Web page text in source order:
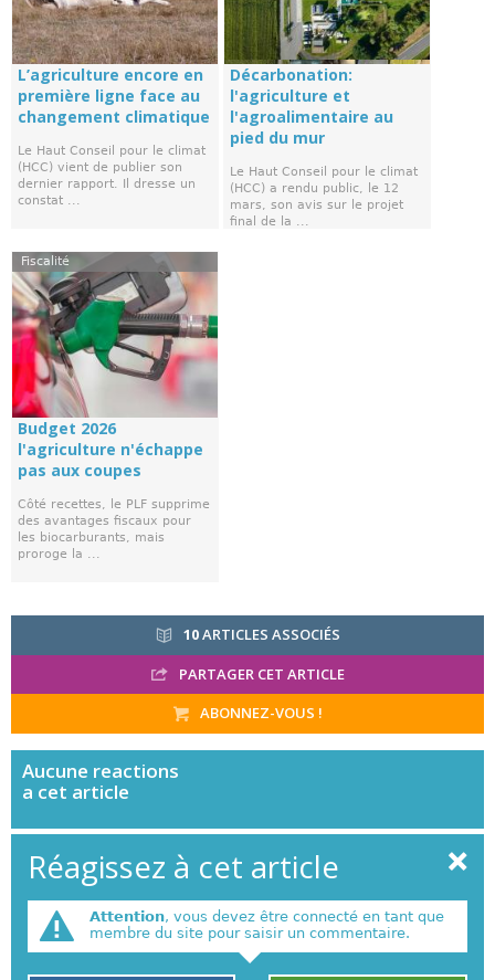
L’agriculture encore en
première ligne face au
changement climatique
Le Haut Conseil pour le climat
(HCC) vient de publier son
dernier rapport. Il dresse un
constat ...
Décarbonation:
l'agriculture et
l'agroalimentaire au
pied du mur
Le Haut Conseil pour le climat
(HCC) a rendu public, le 12
mars, son avis sur le projet
final de la ...
Fiscalité
Budget 2026
l'agriculture n'échappe
pas aux coupes
Côté recettes, le PLF supprime
des avantages fiscaux pour
les biocarburants, mais
proroge la ...
10ARTICLES ASSOCIÉS
PARTAGER CET ARTICLE
ABONNEZ-VOUS !
Aucune reactions
a cet article
Réagissez à cet article
Attention, vous devez être connecté en tant que
membre du site pour saisir un commentaire.